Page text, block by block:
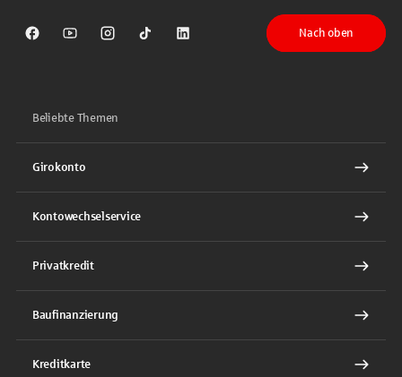
Sparkasse auf Facebook
Sparkasse auf Youtube
Sparkasse auf Instagram
Sparkasse auf TikTok
Sparkasse auf LinkedIn
Nach oben
Beliebte Themen
Girokonto
Kontowechselservice
Privatkredit
Baufinanzierung
Kreditkarte